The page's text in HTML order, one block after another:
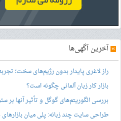
»آخرین آگهی‌ها
راز لاغری پایدار بدون رژیم‌های سخت؛
بازار کار زبان آلمانی چگونه است؟
بررسی الگوریتم‌های گوگل و تأثیر آنها بر
طراحی سایت چند زبانه: پلی میان